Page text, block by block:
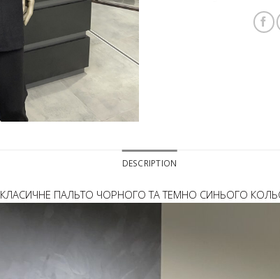
DESCRIPTION
КЛАСИЧНЕ ПАЛЬТО ЧОРНОГО ТА ТЕМНО СИНЬОГО